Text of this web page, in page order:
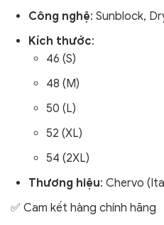
Công nghệ: Sunblock,
Kích thước:
46 (S)
48 (M)
50 (L)
52 (XL)
54 (2XL)
Thương hiệu: Chervo
✅ Cam kết hàng chính hãng